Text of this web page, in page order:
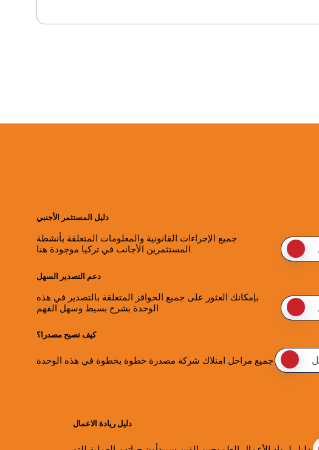
دليل المستثمر الأجنبي
جميع الإجراءات القانونية والمعلومات المتعلقة بأنشطة
المستثمرين الأجانب في تركيا موجودة هنا.
دعم التصدير السهل
بإمكانك العثور على جميع الحوافز المتعلقة بالتصدير في هذه
الوحدة بشرح بسيط وسهل الفهم
كيف تصبح مصدرا؟
جميع مراحل امتلاك شركة مصدرة خطوة بخطوة في هذه الوحدة
دليل ريادة الاعمال